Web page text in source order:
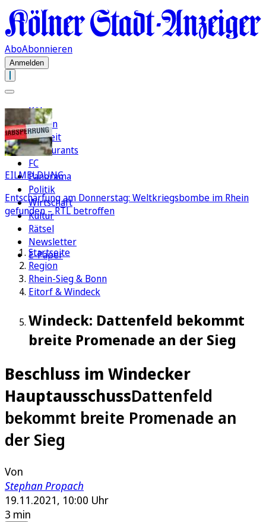
AboAbonnieren
Anmelden
Köln
Region
Freizeit
Restaurants
FC
Panorama
Politik
Wirtschaft
Kultur
Rätsel
Newsletter
E-Paper
EILMELDUNG
Entschärfung am Donnerstag: Weltkriegsbombe im Rhein
gefunden – RTL betroffen
Startseite
Region
Rhein-Sieg & Bonn
Eitorf & Windeck
Windeck: Dattenfeld bekommt
breite Promenade an der Sieg
Beschluss im Windecker
HauptausschussDattenfeld
bekommt breite Promenade an
der Sieg
Von
Stephan Propach
19.11.2021, 10:00 Uhr
3 min